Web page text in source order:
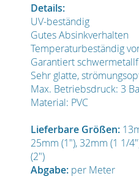
Details:
UV-beständig
Gutes Absinkverhalten
Temperaturbeständig
Garantiert
Sehr glatte,
Max. Betriebsdruck: 3
Material: PVC
Lieferbare Größen:
25mm (1"), 32mm (1 1/
(2")
Abgabe: per Meter